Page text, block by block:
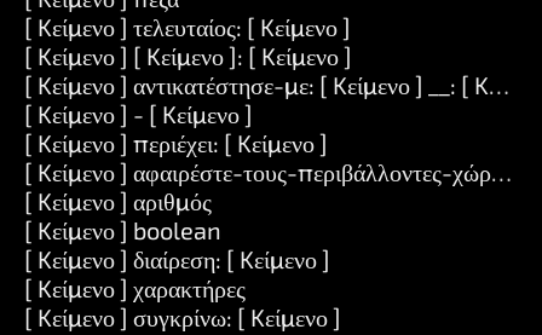
[ Kείμενο ] τελευταίος: [ Kείμενο ]
[ Kείμενο ] [ Kείμενο ]: [ Kείμενο ]
[ Kείμενο ] αντικατέστησε-με: [ Kείμενο ] __: [
[ Kείμενο ] - [ Kείμενο ]
[ Kείμενο ] περιέχει: [ Kείμενο ]
[ Kείμενο ] αφαιρέστε-τους-περιβάλλοντες-χώρους
[ Kείμενο ] αριθμός
[ Kείμενο ] boolean
[ Kείμενο ] διαίρεση: [ Kείμενο ]
[ Kείμενο ] χαρακτήρες
[ Kείμενο ] συγκρίνω: [ Kείμενο ]